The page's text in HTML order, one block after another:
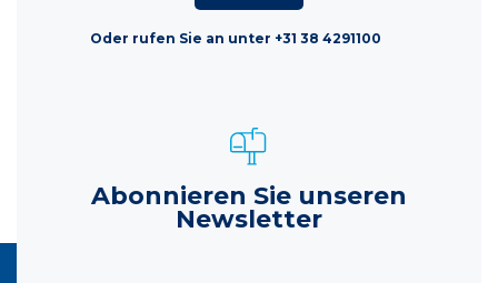
Oder rufen Sie an unter +31 38 4291100
Abonnieren Sie unseren
Newsletter